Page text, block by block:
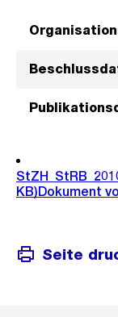
KB)Dokument
Seite